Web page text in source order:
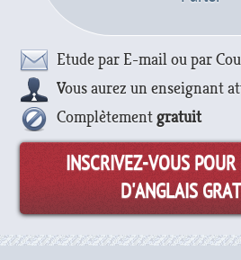
Etude par E-mail ou par
Vous aurez un enseignant
Complètementgratuit
INSCRIVEZ-VOUS
D'ANGLAIS